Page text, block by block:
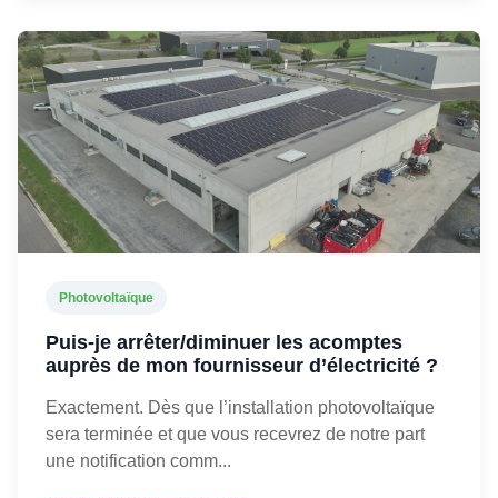
Photovoltaïque
Puis-je arrêter/diminuer les acomptes
auprès de mon fournisseur d’électricité ?
Exactement. Dès que l’installation photovoltaïque
sera terminée et que vous recevrez de notre part
une notification comm...